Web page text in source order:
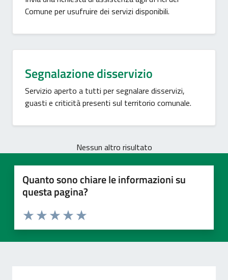
Comune per usufruire dei servizi disponibili.
Segnalazione disservizio
Servizio aperto a tutti per segnalare disservizi,
guasti e criticità presenti sul territorio comunale.
Nessun altro risultato
Quanto sono chiare le informazioni su
questa pagina?
Valuta 5 stelle su 5
Valuta 4 stelle su 5
Valuta 3 stelle su 5
Valuta 2 stelle su 5
Valuta 1 stelle su 5